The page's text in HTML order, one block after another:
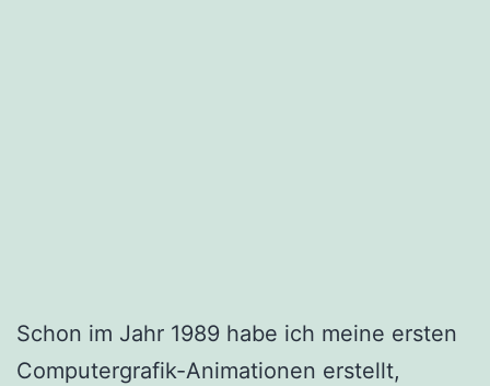
Schon im Jahr 1989 habe ich meine ersten
Computergrafik-Animationen erstellt,